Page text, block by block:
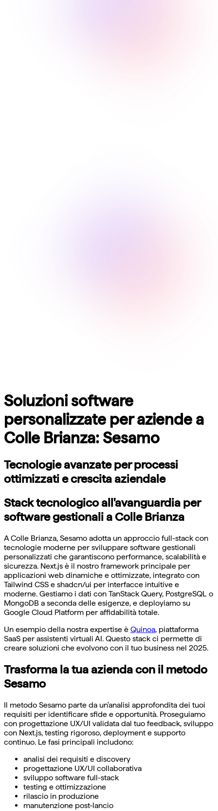
Soluzioni software
personalizzate per aziende a
Colle Brianza: Sesamo
Tecnologie avanzate per processi
ottimizzati e crescita aziendale
Stack tecnologico all'avanguardia per
software gestionali a Colle Brianza
A Colle Brianza, Sesamo adotta un approccio full-stack con
tecnologie moderne per sviluppare software gestionali
personalizzati che garantiscono performance, scalabilità e
sicurezza. Next.js è il nostro framework principale per
applicazioni web dinamiche e ottimizzate, integrato con
Tailwind CSS e shadcn/ui per interfacce intuitive e
moderne. Gestiamo i dati con TanStack Query, PostgreSQL o
MongoDB a seconda delle esigenze, e deployiamo su
Google Cloud Platform per affidabilità totale.
Un esempio della nostra expertise è Quinoa, piattaforma
SaaS per assistenti virtuali AI. Questo stack ci permette di
creare soluzioni che evolvono con il tuo business nel 2025.
Trasforma la tua azienda con il metodo
Sesamo
Il metodo Sesamo parte da un'analisi approfondita dei tuoi
requisiti per identificare sfide e opportunità. Proseguiamo
con progettazione UX/UI validata dal tuo feedback, sviluppo
con Next.js, testing rigoroso, deployment e supporto
continuo. Le fasi principali includono:
analisi dei requisiti e discovery
progettazione UX/UI collaborativa
sviluppo software full-stack
testing e ottimizzazione
rilascio in produzione
manutenzione post-lancio